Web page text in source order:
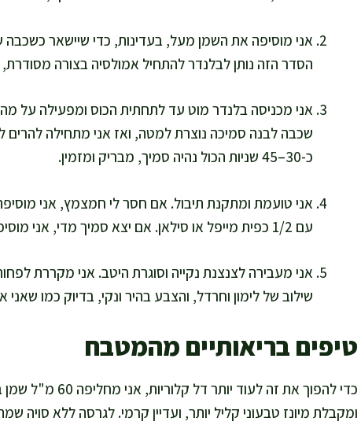
אני מוסיפה את השמן מעל, בעדינות, כדי שיישאר כשכבה
הסדר הזה נותן לבלנדר להתחיל אמולסיה בצורה מסודרת,
שכבה לבנה סמיכה נוצרת למטה, ואז אני מתחילה
כ-30–45 שניות הכול נהיה סמיך, מבריק ומזמין.
עם 1/2 כפית מייפל או סילאן. אם יצא סמיך מדי, אני מוסיפה כף מים קרים ומערבלת עוד כמה שניות.
שילוב של לימון וחרדל, והצבע בהיר ונקי, בדיוק כמו
טיפים בריאותיים מהמטבח
ומקבלת מיונז טבעוני קליל יותר, ועדיין קרמי. לגרסה ללא